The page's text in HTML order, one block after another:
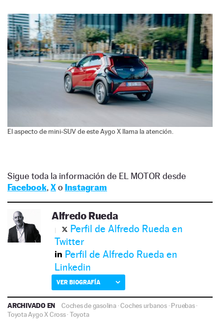
El aspecto de mini-SUV de este Aygo X llama la atención.
Sigue toda la información de EL MOTOR desde
Facebook, Xo Instagram
Alfredo Rueda
Perfil de Alfredo Rueda en
Twitter
Perfil de Alfredo Rueda en
Linkedin
VER BIOGRAFÍA
ARCHIVADO EN Coches de gasolina·Coches urbanos·Pruebas·
Toyota Aygo X Cross·Toyota